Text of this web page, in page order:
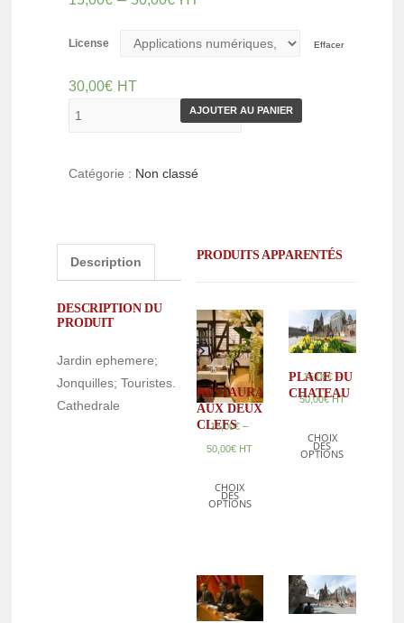
License Effacer
30,00€ HT
AJOUTER AU PANIER
Catégorie : Non classé
Description
DESCRIPTION DU
PRODUIT
Jardin ephemere;
Jonquilles; Touristes.
Cathedrale
PRODUITS APPARENTÉS
RESTAURANT
AUX DEUX
CLEFS
15,00€ –
50,00€ HT
CHOIX
DES
OPTIONS
PLACE DU
CHATEAU
15,00€–
50,00€ HT
CHOIX
DES
OPTIONS